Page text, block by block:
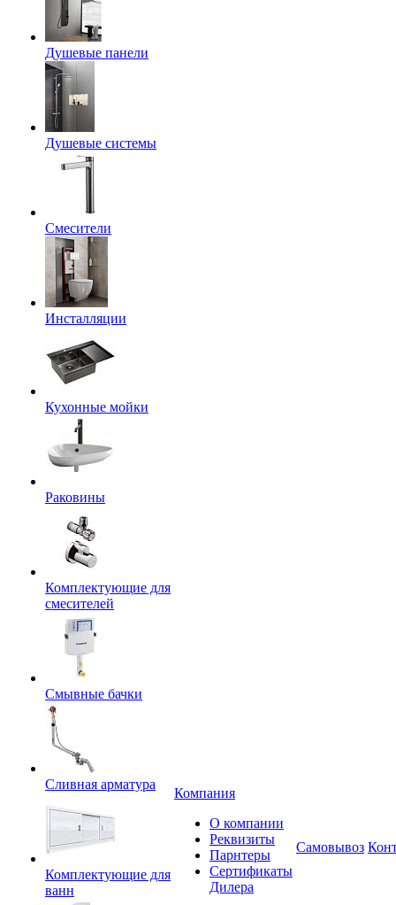
Душевые панели
Душевые системы
Смесители
Инсталляции
Кухонные мойки
Раковины
Комплектующие для
смесителей
Смывные бачки
Сливная арматура
Комплектующие для
ванн
Компания
О компании
Реквизиты
Парнтеры
Сертификаты
Дилера
Самовывоз